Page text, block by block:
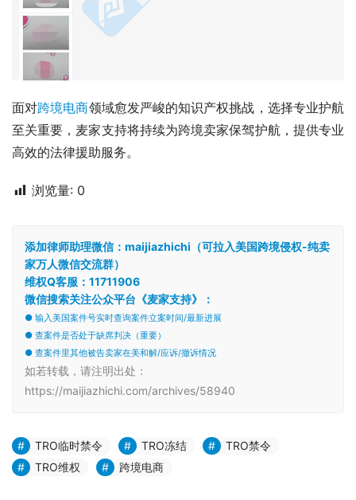
面对跨境电商领域愈发严峻的知识产权挑战，选择专业护航
至关重要，麦家支持将持续为跨境卖家保驾护航，提供专业
高效的法律援助服务。
浏览量: 0
添加律师助理微信：maijiazhichi（可拉入美国跨境侵权-纯卖
家万人微信交流群）
维权Q客服：11711906
微信搜索关注公众平台《麦家支持》：
● 输入美国案件号实时查询案件立案时间/最新进展
● 查案件是否处于缺席判决（重要）
● 查案件里其他被告卖家在美和解/应诉/撤诉情况
如若转载，请注明出处：
https://maijiazhichi.com/archives/58940
TRO临时禁令 TRO冻结
TRO禁令
TRO维权
跨境电商